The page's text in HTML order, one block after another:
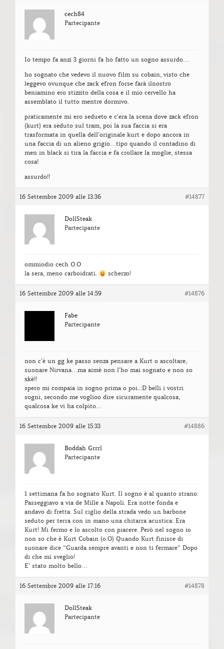
cech84
Partecipante
Io tempo fa anzi 3 giorni fa ho fatto un sogno assurdo…
ho sognato che vedevo il nuovo film su cobain, visto che
leggevo ovunque che zack efron forse farà ilnostro
beniamino ero stizzito della cosa e il mio cervello ha
assemblato il tutto mentre dormivo.
praticamente mi ero sedueto e c’era la scena dove zack efron
(kurt) era seduto sul tram, poi la sua faccia si era
trasformata in quella dell’originale kurt e dopo ancora in
una faccia di un alieno grigio…tipo quando il contadino di
men in black si tira la faccia e fa crollare la moglie, stessa
cosa!
assurdo!!
16 Settembre 2009 alle 13:36 #14877
DollSteak
Partecipante
ommiodio cech O.O
la sera, meno carboidrati.
scherzo!
16 Settembre 2009 alle 14:59 #14876
Fabe
Partecipante
non c’è un gg ke passo senza pensare a Kurt o ascoltare,
suonare Nirvana…ma aimè non l’ho mai sognato e non so
xkè!!
spero mi compaia in sogno prima o poi..:D belli i vostri
sogni, secondo me voglioo dire sicuramente qualcosa,
qualcosa ke vi ha colpito…
16 Settembre 2009 alle 15:33 #14886
Boddah Grrrl
Partecipante
1 settimana fa ho sognato Kurt. Il sogno è al quanto strano:
Passeggiavo a via de Mille a Napoli. Era notte fonda e
andavo di fretta. Sul ciglio della strada vedo un barbone
seduto per terra con in mano una chitarra acustica: Era
Kurt! Mi fermo e lo ascolto con piacere. Però nel sogno io
non so che è Kurt Cobain (o.O) Quando Kurt finisce di
suonare dice “Guarda sempre avanti e non ti fermare” Dopo
di che mi sveglio!
E’ stato molto bello…
16 Settembre 2009 alle 17:16 #14878
DollSteak
Partecipante